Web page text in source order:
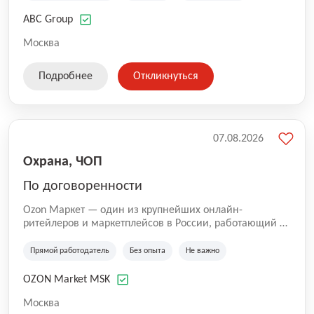
ABC Group
Москва
Подробнее Откликнуться
Охрана, ЧОП
По договоренности
Ozon Маркет — один из крупнейших онлайн-
ритейлеров и маркетплейсов в России, работающий по
покупателей получать нужные товары быстро и
всей стране. Наши курьеры и водители — важная
клиентов вовремя и с улыбкой 😊 Работая у нас, вы
Прямой работодатель Без опыта Не важно
OZON Market MSK
Москва
07.08.2026